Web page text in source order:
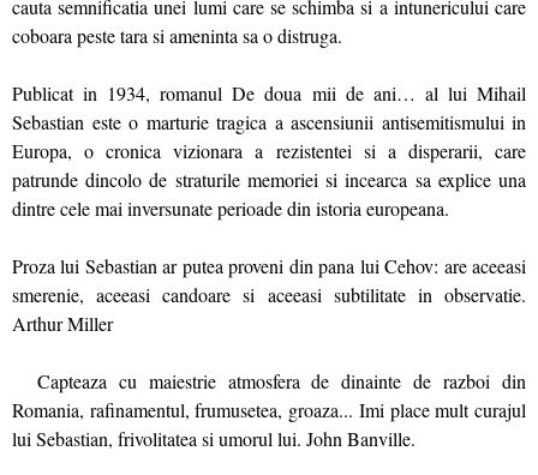
cauta semnificatia unei lumi care se schimba si a intunericului care
coboara peste tara si ameninta sa o distruga.
Publicat in 1934, romanul De doua mii de ani… al lui Mihail
Sebastian este o marturie tragica a ascensiunii antisemitismului in
Europa, o cronica vizionara a rezistentei si a disperarii, care
patrunde dincolo de straturile memoriei si incearca sa explice una
dintre cele mai inversunate perioade din istoria europeana.
Proza lui Sebastian ar putea proveni din pana lui Cehov: are aceeasi
smerenie, aceeasi candoare si aceeasi subtilitate in observatie.
Arthur Miller
Capteaza cu maiestrie atmosfera de dinainte de razboi din
Romania, rafinamentul, frumusetea, groaza... Imi place mult curajul
lui Sebastian, frivolitatea si umorul lui. John Banville.